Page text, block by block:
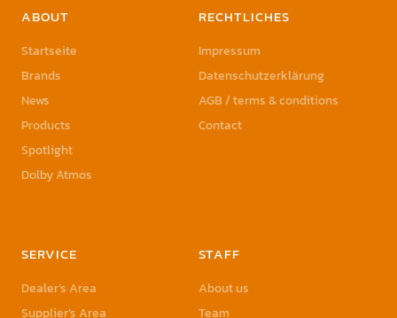
ABOUT
Startseite
Brands
News
Products
Spotlight
Dolby Atmos
RECHTLICHES
Impressum
Datenschutzerklärung
AGB / terms & conditions
Contact
SERVICE
Dealer’s Area
Supplier’s Area
STAFF
About us
Team